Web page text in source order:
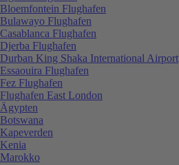
Bloemfontein Flughafen
Bulawayo Flughafen
Casablanca Flughafen
Djerba Flughafen
Durban King Shaka International Airport
Essaouira Flughafen
Fez Flughafen
Flughafen East London
Ägypten
Botswana
Kapeverden
Kenia
Marokko